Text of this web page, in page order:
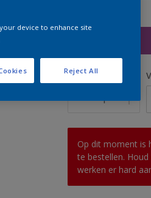
Aantal
Op dit moment is
te bestellen.
werken er hard
device to enhance site
Reject All